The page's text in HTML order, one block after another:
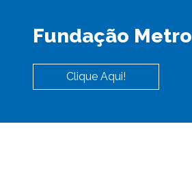
Fundação Metro
Clique Aqui!